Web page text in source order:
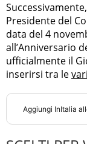
Presidente del
data del 4
all’Anniversario
ufficialmente il
inserirsi tra le
Aggiungi InItalia